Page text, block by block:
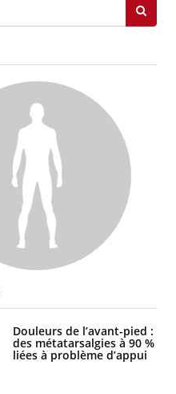
Douleurs de l’avant-pied :
des métatarsalgies à 90 %
liées à problème d’appui